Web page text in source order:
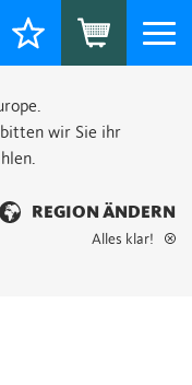
bitten wir Sie ihr
REGION ÄNDERN
Alles klar!